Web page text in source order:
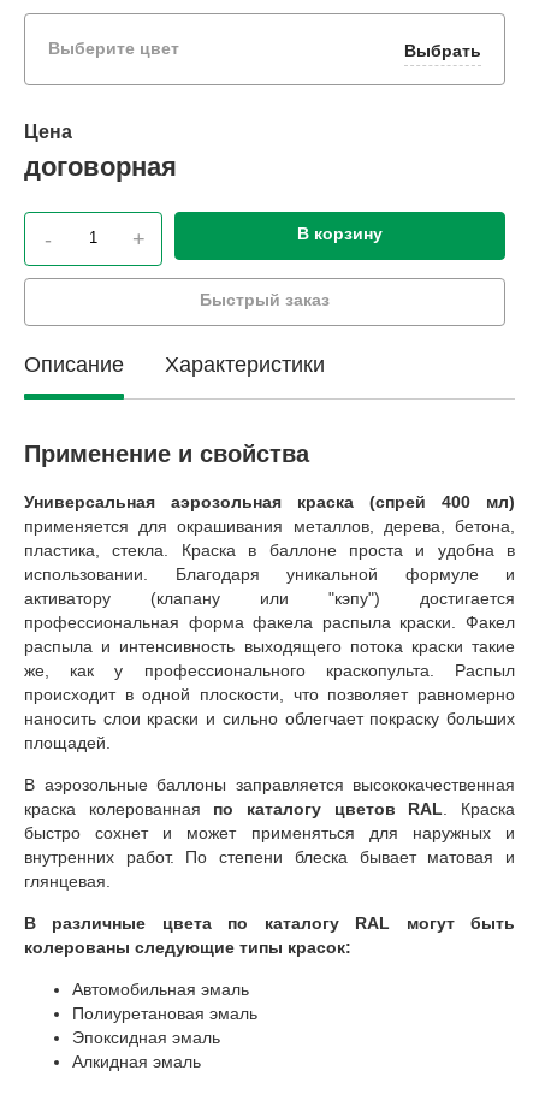
Выберите цвет Выбрать
Цена
договорная
- + В корзину
Быстрый заказ
Описание Характеристики
Применение и свойства
Универсальная аэрозольная краска (спрей 400 мл)
применяется для окрашивания металлов, дерева, бетона,
пластика, стекла. Краска в баллоне проста и удобна в
использовании. Благодаря уникальной формуле и
активатору (клапану или "кэпу") достигается
профессиональная форма факела распыла краски. Факел
распыла и интенсивность выходящего потока краски такие
же, как у профессионального краскопульта. Распыл
происходит в одной плоскости, что позволяет равномерно
наносить слои краски и сильно облегчает покраску больших
площадей.
В аэрозольные баллоны заправляется высококачественная
краска колерованная по каталогу цветов RAL . Краска
быстро сохнет и может применяться для наружных и
внутренних работ. По степени блеска бывает матовая и
глянцевая.
В различные цвета по каталогу RAL могут быть
колерованы следующие типы красок:
Автомобильная эмаль
Полиуретановая эмаль
Эпоксидная эмаль
Алкидная эмаль